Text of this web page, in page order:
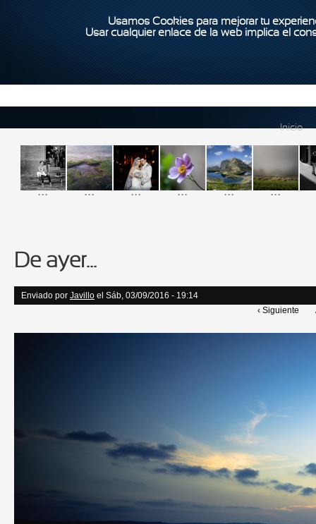
Usamos Cookies para mejorar tu
Usar cualquier enlace de la web implica el
Inicio
... ... ... ... ... ...
De ayer...
Enviado por Javillo el Sáb, 03/09/2016 - 19:14
‹ Siguiente